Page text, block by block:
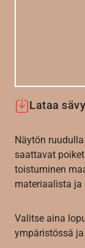
Lataa
Näytön
saattavat
toistuminen
materiaalista
Valitse aina
ympäristössä